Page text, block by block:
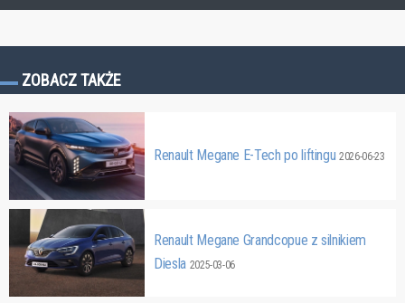
ZOBACZ TAKŻE
Renault Megane E-Tech po liftingu2026-06-23
Renault Megane Grandcopue z silnikiem
Diesla 2025-03-06